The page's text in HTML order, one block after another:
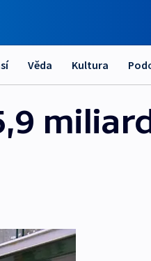
Věda Kultura